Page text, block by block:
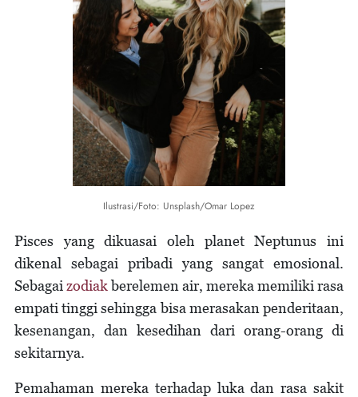
Ilustrasi/Foto: Unsplash/Omar Lopez
Pisces yang dikuasai oleh planet Neptunus ini
dikenal sebagai pribadi yang sangat emosional.
Sebagai zodiakberelemen air, mereka memiliki rasa
empati tinggi sehingga bisa merasakan penderitaan,
kesenangan, dan kesedihan dari orang-orang di
sekitarnya.
Pemahaman mereka terhadap luka dan rasa sakit